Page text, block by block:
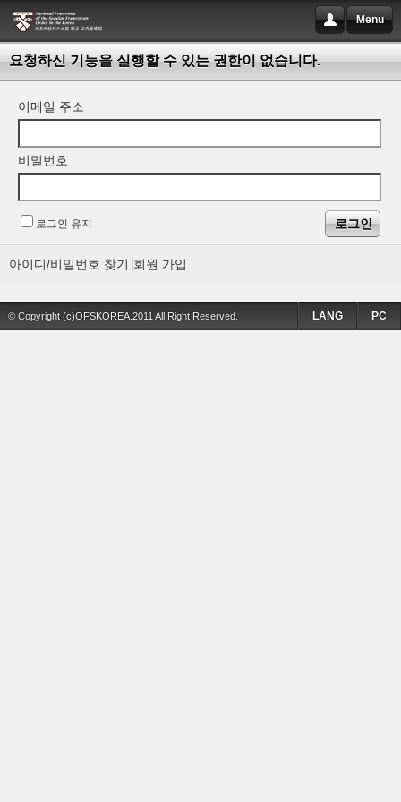
Menu
요청하신 기능을 실행할 수 있는 권한이 없습니다.
이메일 주소
비밀번호
로그인 유지
아이디/비밀번호 찾기 회원 가입
© Copyright (c)OFSKOREA.2011 All Right Reserved. PC
LANG